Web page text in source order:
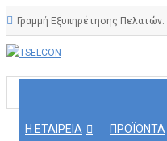
Γραμμή Εξυπηρέτησης Πελατών:
Η ΕΤΑΙΡΕΙΑ ΠΡΟΪΟΝΤΑ